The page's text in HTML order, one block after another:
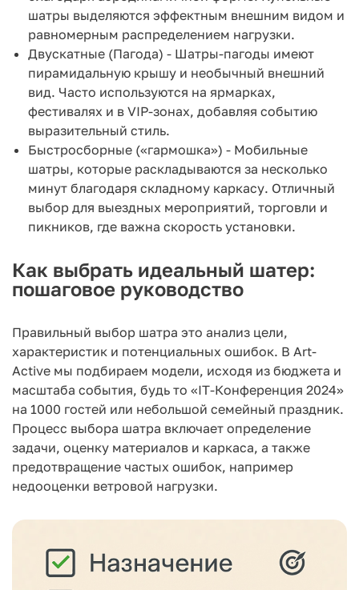
шатры выделяются эффектным внешним видом и
равномерным распределением нагрузки.
Двускатные (Пагода) - Шатры-пагоды имеют
пирамидальную крышу и необычный внешний
вид. Часто используются на ярмарках,
фестивалях и в VIP-зонах, добавляя событию
выразительный стиль.
Быстросборные («гармошка») - Мобильные
шатры, которые раскладываются за несколько
минут благодаря складному каркасу. Отличный
выбор для выездных мероприятий, торговли и
пикников, где важна скорость установки.
Как выбрать идеальный шатер:
пошаговое руководство
Правильный выбор шатра это анализ цели,
характеристик и потенциальных ошибок. В Art-
Active мы подбираем модели, исходя из бюджета и
масштаба события, будь то «IT-Конференция 2024»
на 1000 гостей или небольшой семейный праздник.
Процесс выбора шатра включает определение
задачи, оценку материалов и каркаса, а также
предотвращение частых ошибок, например
недооценки ветровой нагрузки.